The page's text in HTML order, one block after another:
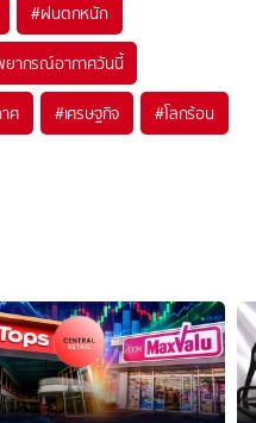
#ฝนตกหนัก
ากรณ์อากาศวันนี้
ศ #เศรษฐกิจ #โลกร้อน